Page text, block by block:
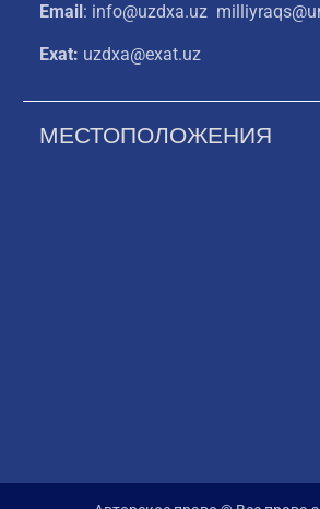
Email : info@uzdxa.uz
Exat: uzdxa@exat.uz
МЕСТОПОЛОЖЕНИЯ